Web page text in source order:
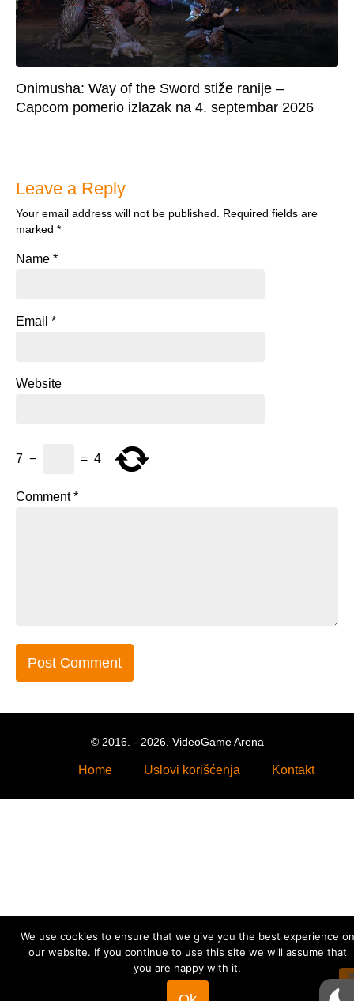
Onimusha: Way of the Sword stiže ranije –
Capcom pomerio izlazak na 4. septembar 2026
Leave a Reply
Your email address will not be published. Required fields are
marked *
Name *
Email *
Website
7 − = 4
Comment*
© 2016. - 2026. VideoGame Arena
Home Uslovi korišćenja Kontakt
We use cookies to ensure that we give you the best experience on
our website. If you continue to use this site we will assume that
you are happy with it.